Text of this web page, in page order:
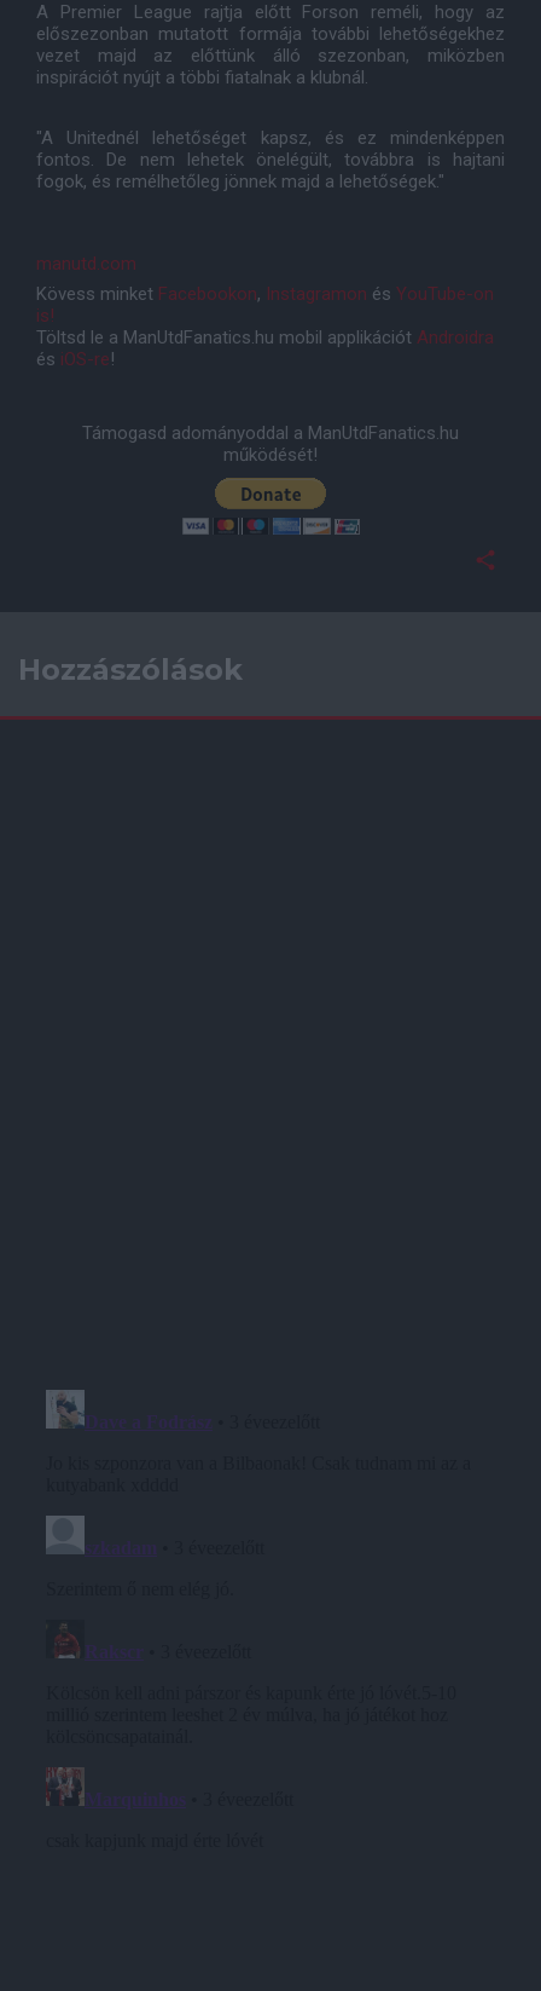
A Premier League rajtja előtt Forson reméli, hogy az
előszezonban mutatott formája további lehetőségekhez
vezet majd az előttünk álló szezonban, miközben
inspirációt nyújt a többi fiatalnak a klubnál.
"A Unitednél lehetőséget kapsz, és ez mindenképpen
fontos. De nem lehetek önelégült, továbbra is hajtani
fogok, és remélhetőleg jönnek majd a lehetőségek."
manutd.com
Kövess minket Facebookon, Instagramon és YouTube-on
is!
Töltsd le a ManUtdFanatics.hu mobil applikációt Androidra
és iOS-re!
Támogasd adományoddal a ManUtdFanatics.hu
működését!
Hozzászólások